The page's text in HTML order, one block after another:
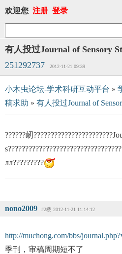
欢迎您 注册 登录
有人投过Journal of Sensory
251292737
2012-11-21 09:39
小木虫论坛-学术科研互动平台 »
稿求助 » 有人投过Journal of
??????屻
лл?????????
nono2009 #2楼 2012-11-21 11:14:12
http://muchong.com/bbs/
季刊，审稿周期短不了